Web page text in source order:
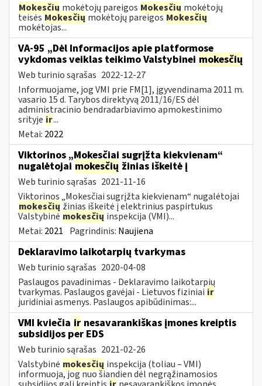
Mokesčių mokėtojų pareigos Mokesčių mokėtojų
teisėsMokesčių mokėtojų pareigosMokesčių
mokėtojas...
VA-95 „Dėl Informacijos apie platformose
vykdomas veiklas teikimo Valstybinei mokesčių
Web turinio sąrašas 2022-12-27
Informuojame, jog VMI prie FM[1], įgyvendinama 2011 m.
vasario 15 d. Tarybos direktyvą 2011/16/ES dėl
administracinio bendradarbiavimo apmokestinimo
srityje ir...
Metai: 2022
Viktorinos „Mokesčiai sugrįžta kiekvienam“
nugalėtojai mokesčių žinias iškeitė į
Web turinio sąrašas 2021-11-16
Viktorinos „Mokesčiai sugrįžta kiekvienam“ nugalėtojai
mokesčių žinias iškeitė į elektrinius paspirtukus
Valstybinė mokesčių inspekcija (VMI)...
Metai: 2021 Pagrindinis: Naujiena
Deklaravimo laikotarpių tvarkymas
Web turinio sąrašas 2020-04-08
Paslaugos pavadinimas - Deklaravimo laikotarpių
tvarkymas. Paslaugos gavėjai - Lietuvos fiziniai ir
juridiniai asmenys. Paslaugos apibūdinimas:...
VMI kviečia ir nesavarankiškas įmones kreiptis
subsidijos per EDS
Web turinio sąrašas 2021-02-26
Valstybinė mokesčių inspekcija (toliau – VMI)
informuoja, jog nuo šiandien dėl negrąžinamosios